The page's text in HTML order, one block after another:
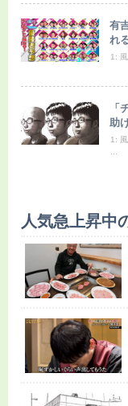
有
れ
1:
「
助
1:
人気急上昇中